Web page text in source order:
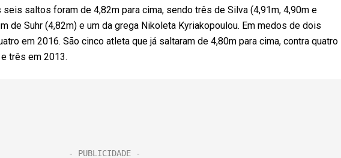
saltos foram de 4,82m para cima, sendo três de Silva (4,91m, 4,90m e
de Suhr (4,82m) e um da grega Nikoleta Kyriakopoulou. Em medos de dois
em 2016. São cinco atleta que já saltaram de 4,80m para cima, contra quatro
três em 2013.